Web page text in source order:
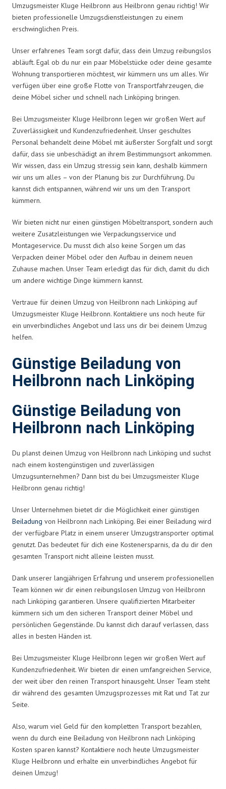
Umzugsmeister Kluge Heilbronn aus Heilbronn genau richtig! Wir
bieten professionelle Umzugsdienstleistungen zu einem
erschwinglichen Preis.
Unser erfahrenes Team sorgt dafür, dass dein Umzug reibungslos
abläuft. Egal ob du nur ein paar Möbelstücke oder deine gesamte
Wohnung transportieren möchtest, wir kümmern uns um alles. Wir
verfügen über eine große Flotte von Transportfahrzeugen, die
deine Möbel sicher und schnell nach Linköping bringen.
Bei Umzugsmeister Kluge Heilbronn legen wir großen Wert auf
Zuverlässigkeit und Kundenzufriedenheit. Unser geschultes
Personal behandelt deine Möbel mit äußerster Sorgfalt und sorgt
dafür, dass sie unbeschädigt an ihrem Bestimmungsort ankommen.
Wir wissen, dass ein Umzug stressig sein kann, deshalb kümmern
wir uns um alles – von der Planung bis zur Durchführung. Du
kannst dich entspannen, während wir uns um den Transport
kümmern.
Wir bieten nicht nur einen günstigen Möbeltransport, sondern auch
weitere Zusatzleistungen wie Verpackungsservice und
Montageservice. Du musst dich also keine Sorgen um das
Verpacken deiner Möbel oder den Aufbau in deinem neuen
Zuhause machen. Unser Team erledigt das für dich, damit du dich
um andere wichtige Dinge kümmern kannst.
Vertraue für deinen Umzug von Heilbronn nach Linköping auf
Umzugsmeister Kluge Heilbronn. Kontaktiere uns noch heute für
ein unverbindliches Angebot und lass uns dir bei deinem Umzug
helfen.
Günstige Beiladung von
Heilbronn nach Linköping
Günstige Beiladung von
Heilbronn nach Linköping
Du planst deinen Umzug von Heilbronn nach Linköping und suchst
nach einem kostengünstigen und zuverlässigen
Umzugsunternehmen? Dann bist du bei Umzugsmeister Kluge
Heilbronn genau richtig!
Unser Unternehmen bietet dir die Möglichkeit einer günstigen
Beiladung von Heilbronn nach Linköping. Bei einer Beiladung wird
der verfügbare Platz in einem unserer Umzugstransporter optimal
genutzt. Das bedeutet für dich eine Kostenersparnis, da du dir den
gesamten Transport nicht alleine leisten musst.
Dank unserer langjährigen Erfahrung und unserem professionellen
Team können wir dir einen reibungslosen Umzug von Heilbronn
nach Linköping garantieren. Unsere qualifizierten Mitarbeiter
kümmern sich um den sicheren Transport deiner Möbel und
persönlichen Gegenstände. Du kannst dich darauf verlassen, dass
alles in besten Händen ist.
Bei Umzugsmeister Kluge Heilbronn legen wir großen Wert auf
Kundenzufriedenheit. Wir bieten dir einen umfangreichen Service,
der weit über den reinen Transport hinausgeht. Unser Team steht
dir während des gesamten Umzugsprozesses mit Rat und Tat zur
Seite.
Also, warum viel Geld für den kompletten Transport bezahlen,
wenn du durch eine Beiladung von Heilbronn nach Linköping
Kosten sparen kannst? Kontaktiere noch heute Umzugsmeister
Kluge Heilbronn und erhalte ein unverbindliches Angebot für
deinen Umzug!